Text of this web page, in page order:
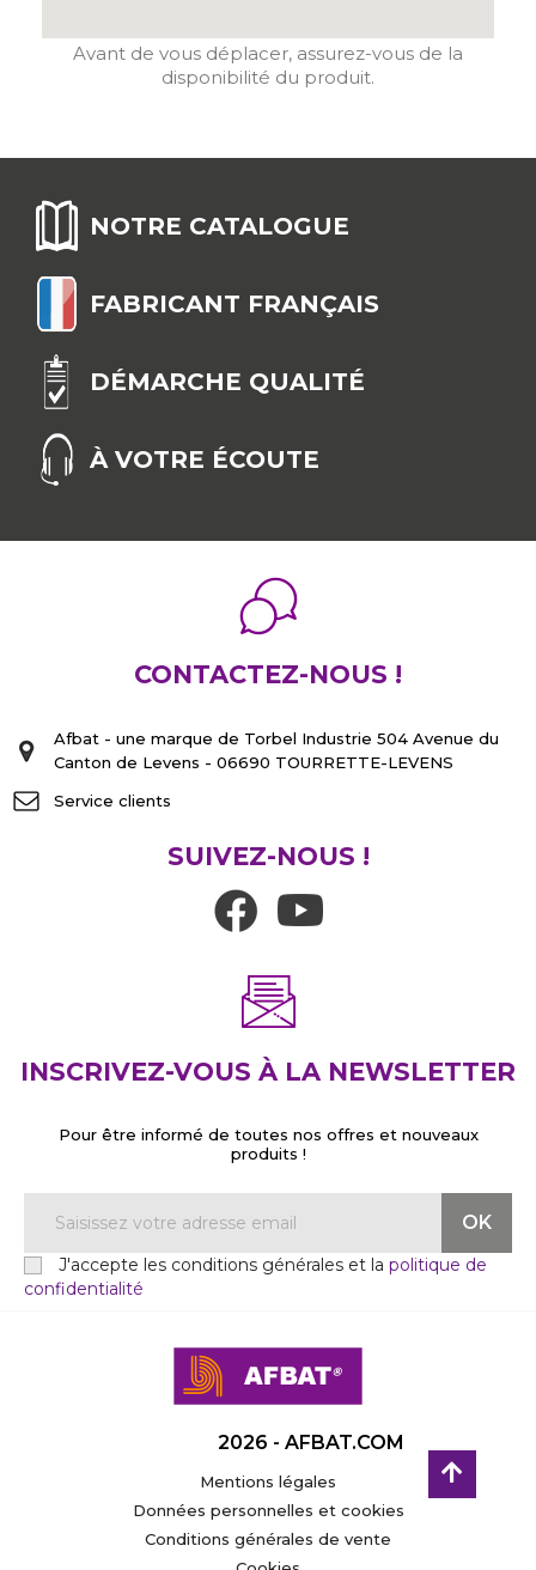
Avant de vous déplacer, assurez-vous de la
disponibilité du produit.
NOTRE CATALOGUE
FABRICANT FRANÇAIS
DÉMARCHE QUALITÉ
À VOTRE ÉCOUTE
CONTACTEZ-NOUS !
Afbat - une marque de Torbel Industrie 504 Avenue du
Canton de Levens - 06690 TOURRETTE-LEVENS
Service clients
SUIVEZ-NOUS !
INSCRIVEZ-VOUS À LA NEWSLETTER
Pour être informé de toutes nos offres et nouveaux
produits !
J'accepte les conditions générales et la politique de
confidentialité
2026 - AFBAT.COM
Mentions légales
Données personnelles et cookies
Conditions générales de vente